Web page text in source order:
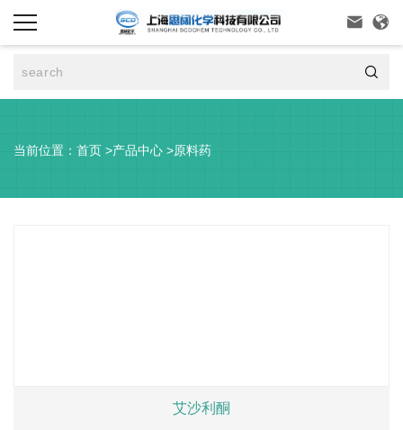
 

当前位置： 首页 >产品中心 >原料药
艾沙利酮